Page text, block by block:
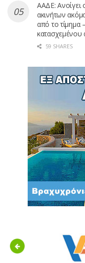
ΑΑΔΕ: Ανοίγει
ακινήτων
από το τίμημα
κατασχεμένου
59 SHARES
Previous